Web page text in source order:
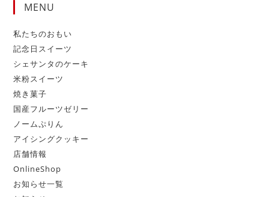
MENU
私たちのおもい
記念日スイーツ
シェサンタのケーキ
米粉スイーツ
焼き菓子
国産フルーツゼリー
ノームぷりん
アイシングクッキー
店舗情報
OnlineShop
お知らせ一覧